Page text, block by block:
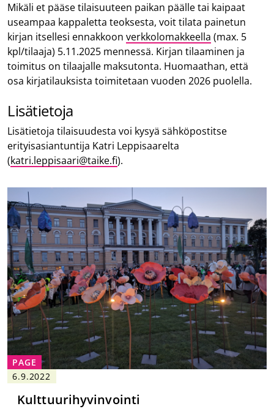
Mikäli et pääse tilaisuuteen paikan päälle tai kaipaat
useampaa kappaletta teoksesta, voit tilata painetun
kirjan itsellesi ennakkoon verkkolomakkeella (max. 5
kpl/tilaaja) 5.11.2025 mennessä. Kirjan tilaaminen ja
toimitus on tilaajalle maksutonta. Huomaathan, että
osa kirjatilauksista toimitetaan vuoden 2026 puolella.
Lisätietoja
Lisätietoja tilaisuudesta voi kysyä sähköpostitse
erityisasiantuntija Katri Leppisaarelta
(katri.leppisaari@taike.fi).
PAGE
6.9.2022
Kulttuurihyvinvointi